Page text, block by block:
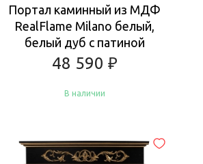
Портал каминный из МДФ
RealFlame Milano белый,
белый дуб с патиной
48 590 ₽
В наличии
Купить